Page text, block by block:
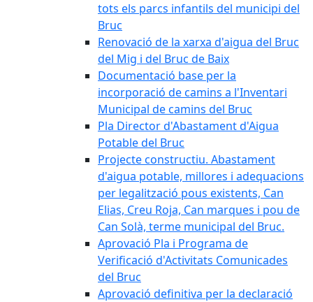
tots els parcs infantils del municipi del
Bruc
Renovació de la xarxa d'aigua del Bruc
del Mig i del Bruc de Baix
Documentació base per la
incorporació de camins a l'Inventari
Municipal de camins del Bruc
Pla Director d'Abastament d'Aigua
Potable del Bruc
Projecte constructiu. Abastament
d'aigua potable, millores i adequacions
per legalització pous existents, Can
Elias, Creu Roja, Can marques i pou de
Can Solà, terme municipal del Bruc.
Aprovació Pla i Programa de
Verificació d'Activitats Comunicades
del Bruc
Aprovació definitiva per la declaració